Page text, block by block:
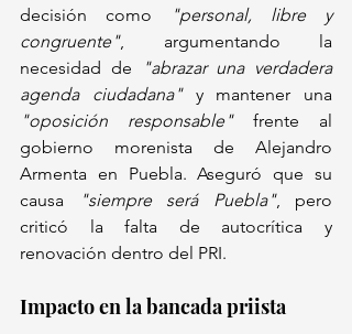
decisión como
"personal, libre y
congruente", argumentando la
necesidad de
"abrazar una verdadera
agenda ciudadana"
"oposición responsable" frente al
gobierno morenista de Alejandro
Armenta en Puebla. Aseguró que su
causa
"siempre será Puebla", pero
criticó la falta de autocrítica y
renovación dentro del PRI.
Impacto en la bancada priista